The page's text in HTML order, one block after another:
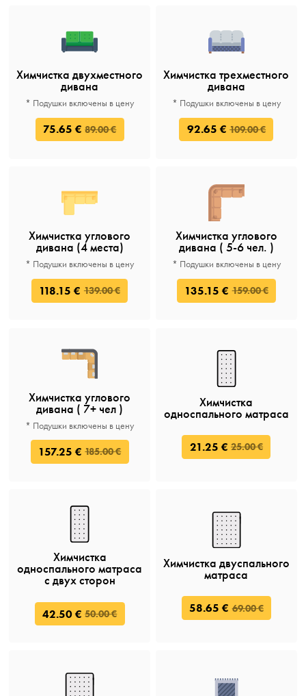
Химчистка двухместного
дивана
* Подушки включены в цену
75.65 € 89.00 €
Химчистка трехместного
дивана
* Подушки включены в цену
92.65 € 109.00 €
Химчистка углового
дивана (4 места)
* Подушки включены в цену
118.15 € 139.00 €
Химчистка углового
дивана ( 5-6 чел. )
* Подушки включены в цену
135.15 € 159.00 €
Химчистка углового
дивана ( 7+ чел )
* Подушки включены в цену
157.25 € 185.00 €
Химчистка
односпального матраса
21.25 € 25.00 €
Химчистка
односпального матраса
c двух сторон
42.50 € 50.00 €
Химчистка двуспального
матраса
58.65 € 69.00 €